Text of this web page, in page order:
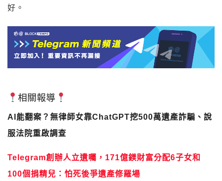
好。
相關報導
AI能翻案？無律師女靠ChatGPT挖500萬遺產詐騙、說
服法院重啟調查
Telegram創辦人立遺囑，171億鎂財富分配6子女和
100個捐精兒：怕死後爭遺產修羅場